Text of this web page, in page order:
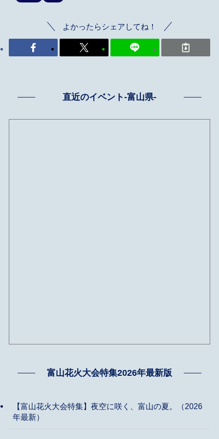
よかったらシェアしてね！
直近のイベント-富山県-
富山花火大会特集2026年最新版
【富山花火大会特集】夜空に咲く、富山の夏。（2026
年最新）